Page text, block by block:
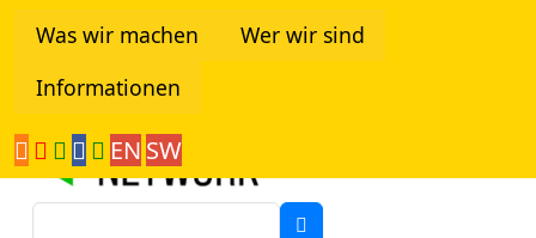
Was wir machen
Wer wir sind
Informationen
EN SW